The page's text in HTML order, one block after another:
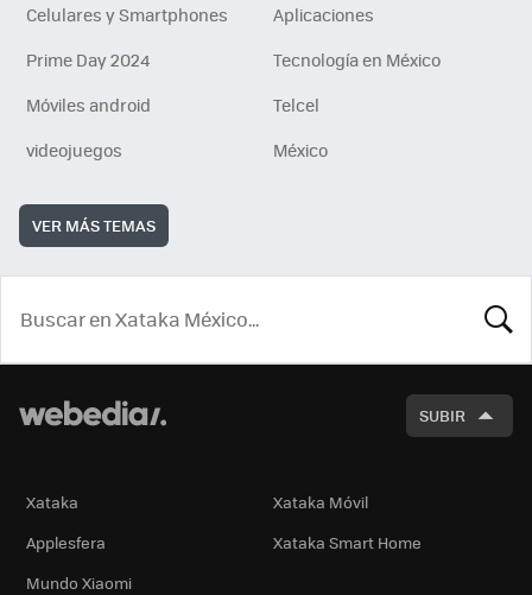
Celulares y Smartphones
Aplicaciones
Prime Day 2024
Tecnología en México
Móviles android
Telcel
videojuegos
México
VER MÁS TEMAS
SUBIR
Xataka
Xataka Móvil
Applesfera
Xataka Smart Home
Mundo Xiaomi